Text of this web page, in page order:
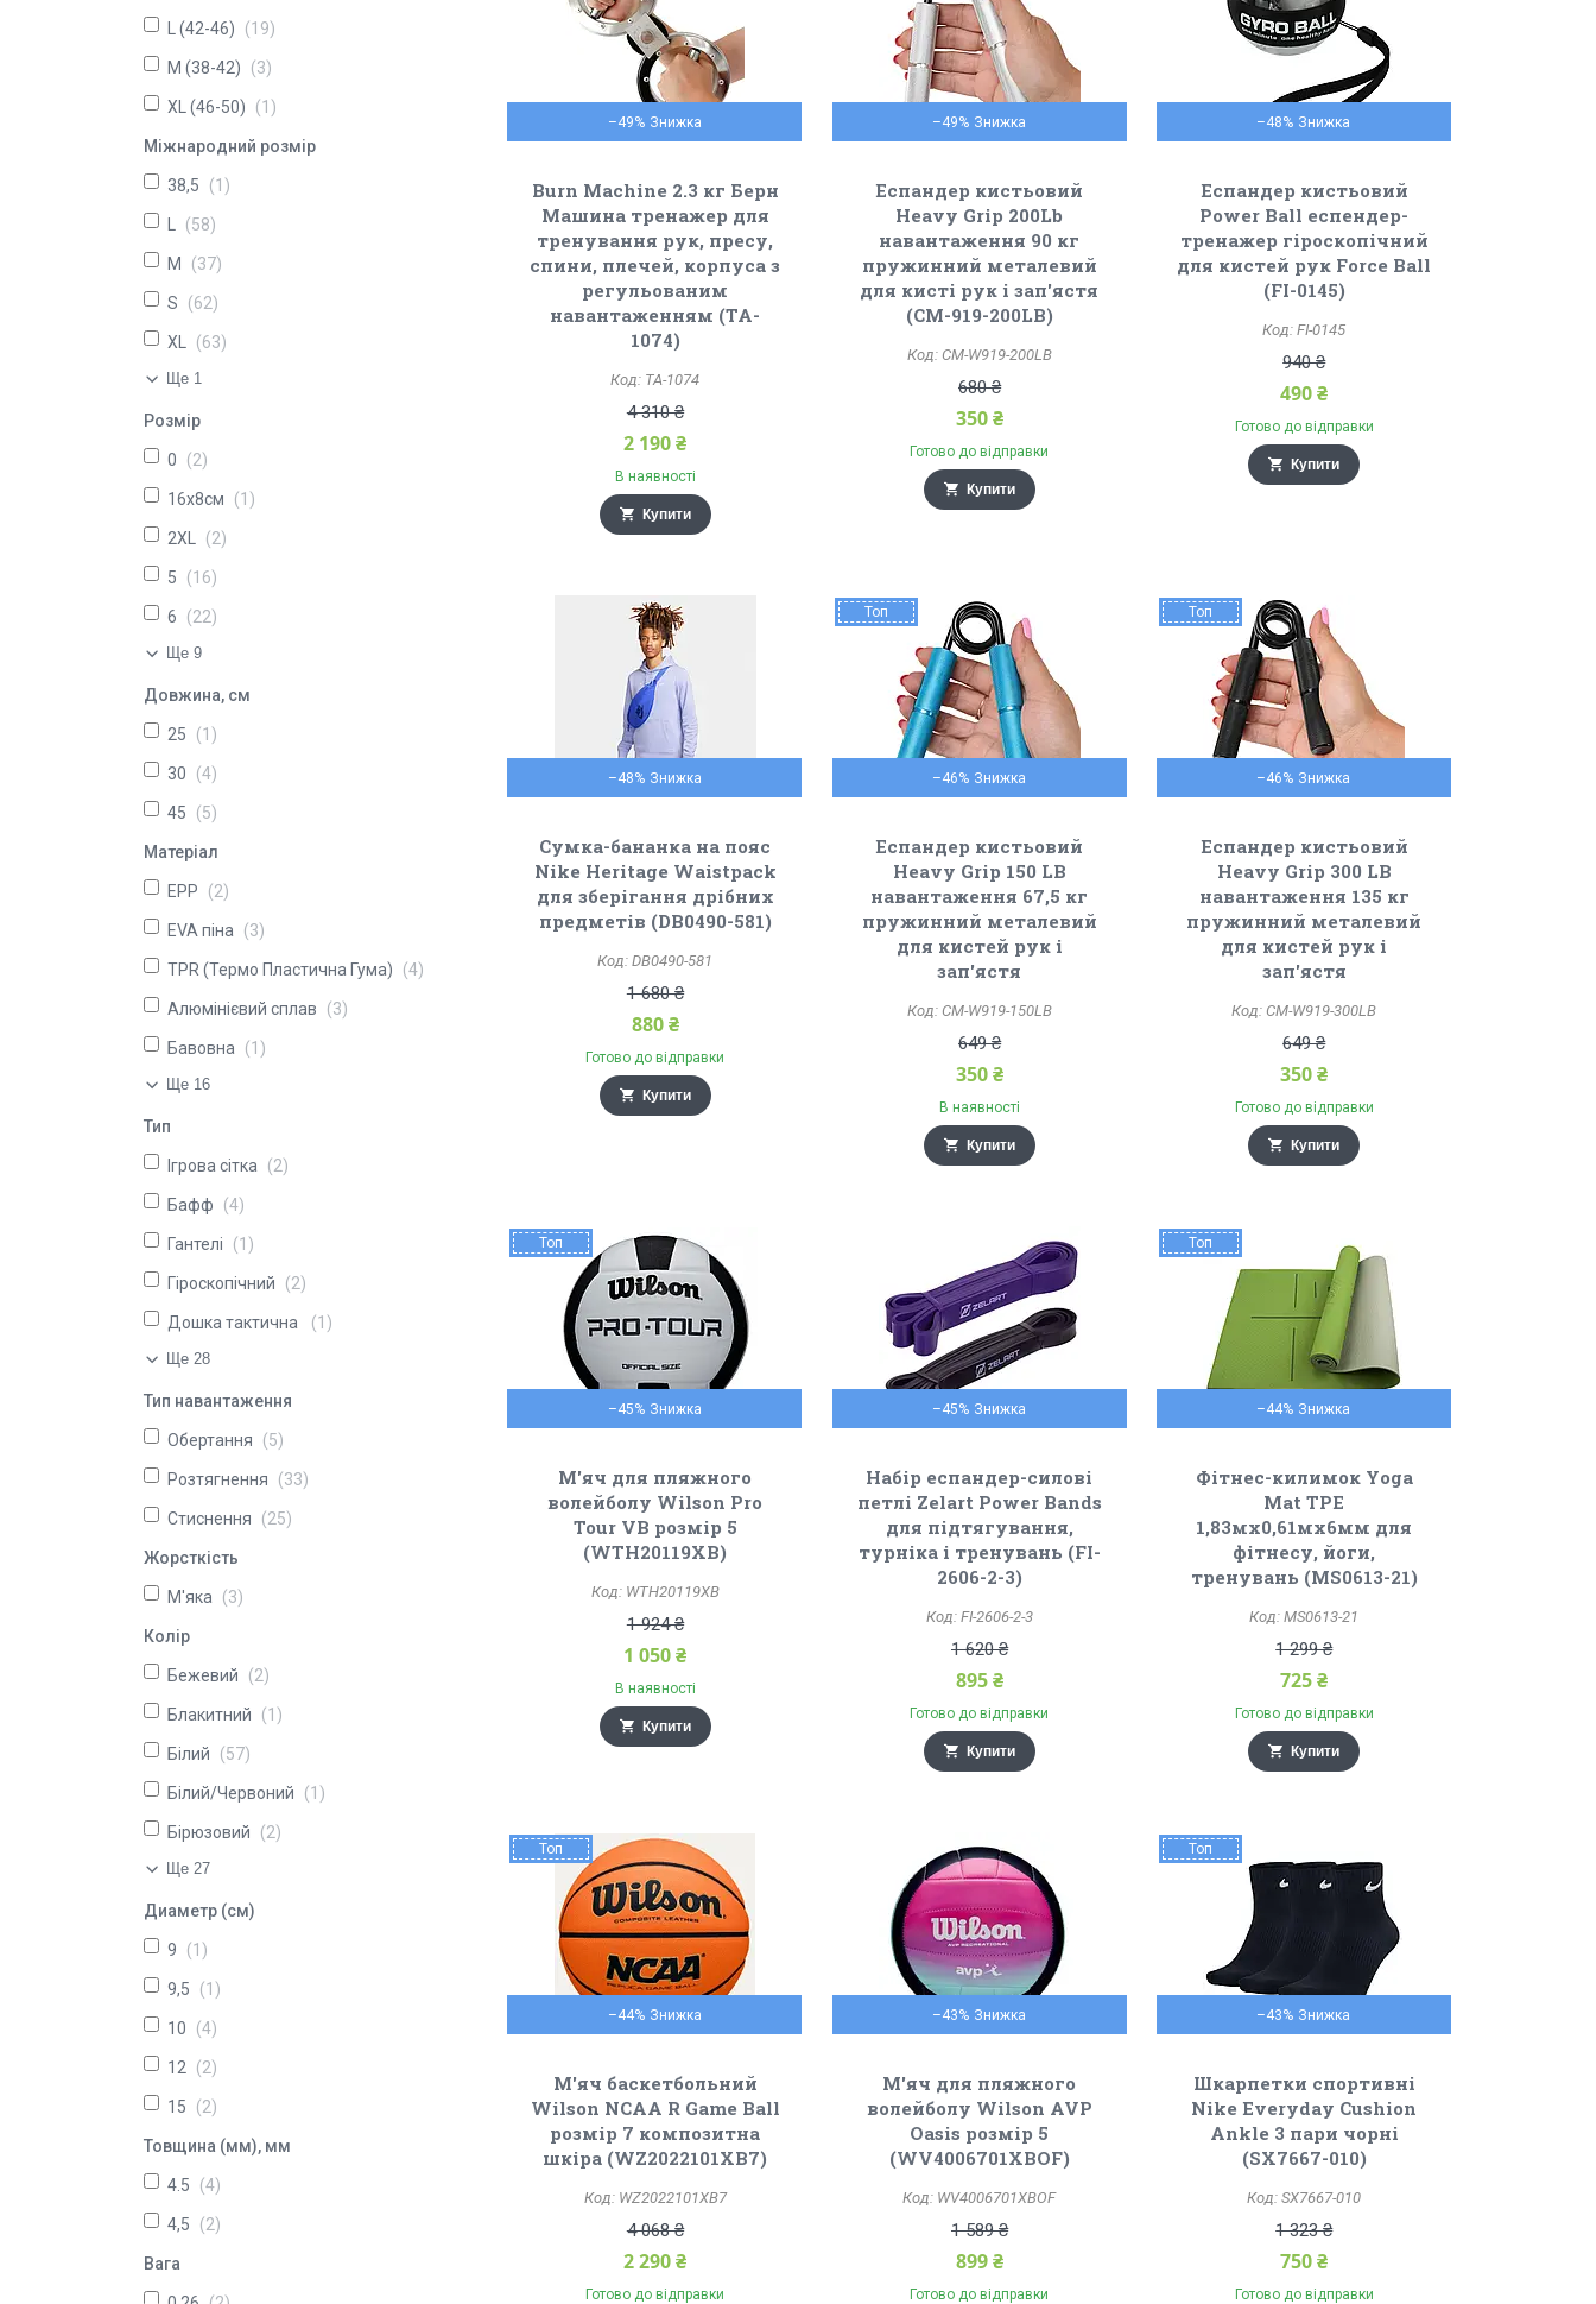
–49%
Burn Machine 2.3 кг Берн
Машина тренажер для
тренування рук, пресу,
спини, плечей, корпуса з
регульованим
навантаженням (TA-
1074)
TA-1074
4 310 ₴
2 190 ₴
В наявності
Купити
–49%
Еспандер кистьовий
Heavy Grip 200Lb
навантаження 90 кг
пружинний металевий
для кисті рук і зап'ястя
(CM-919-200LB)
CM-W919-200LB
680 ₴
350 ₴
Готово до відправки
Купити
–48%
Еспандер кистьовий
Power Ball еспендер-
тренажер гіроскопічний
для кистей рук Force Ball
(FI-0145)
FI-0145
940 ₴
490 ₴
Готово до відправки
Купити
–48%
Сумка-бананка на пояс
Nike Heritage Waistpack
для зберігання дрібних
предметів (DB0490-581)
DB0490-581
1 680 ₴
880 ₴
Готово до відправки
Купити
Топ
–46%
Еспандер кистьовий
Heavy Grip 150 LB
навантаження 67,5 кг
пружинний металевий
для кистей рук і
зап'ястя
CM-W919-150LB
649 ₴
350 ₴
В наявності
Купити
Топ
–46%
Еспандер кистьовий
Heavy Grip 300 LB
навантаження 135 кг
пружинний металевий
для кистей рук і
зап'ястя
CM-W919-300LB
649 ₴
350 ₴
Готово до відправки
Купити
Топ
–45%
М'яч для пляжного
волейболу Wilson Pro
Tour VB розмір 5
(WTH20119XB)
WTH20119XB
1 924 ₴
1 050 ₴
В наявності
Купити
–45%
Набір еспандер-силові
петлі Zelart Power Bands
для підтягування,
турніка і тренувань (FI-
2606-2-3)
FI-2606-2-3
1 620 ₴
895 ₴
Готово до відправки
Купити
Топ
–44%
Фітнес-килимок Yoga
Mat TPE
1,83мх0,61мх6мм для
фітнесу, йоги,
тренувань (MS0613-21)
MS0613-21
1 299 ₴
725 ₴
Готово до відправки
Купити
Топ
–44%
М'яч баскетбольний
Wilson NCAA R Game Ball
розмір 7 композитна
шкіра (WZ2022101XB7)
WZ2022101XB7
4 068 ₴
2 290 ₴
Готово до відправки
–43%
М'яч для пляжного
волейболу Wilson AVP
Oasis розмір 5
(WV4006701XBOF)
WV4006701XBOF
1 589 ₴
899 ₴
Готово до відправки
Топ
–43%
Шкарпетки спортивні
Nike Everyday Cushion
Ankle 3 пари чорні
(SX7667-010)
SX7667-010
1 323 ₴
750 ₴
Готово до відправки
L (42-46) 19
M (38-42) 3
XL (46-50) 1
Міжнародний розмір
38,5 1
58
M 37
S 62
XL 63
Ще 1
Розмір
0 2
16х8см 1
2XL 2
5 16
6 22
Ще 9
Довжина, см
25 1
30 4
45 5
Матеріал
EPP 2
EVA піна 3
TPR (Термо Пластична Гума) 4
Алюмінієвий сплав 3
Бавовна 1
Ще 16
Тип
Ігрова сітка 2
Бафф 4
Гантелі 1
Гіроскопічний 2
Дошка тактична 1
Ще 28
Тип навантаження
Обертання 5
Розтягнення 33
Стиснення 25
Жорсткість
М'яка 3
Колір
Бежевий 2
Блакитний 1
Білий 57
Білий/Червоний 1
Бірюзовий 2
Ще 27
Диаметр (см)
9 1
9,5 1
10 4
12 2
15 2
Товщина (мм), мм
4.5 4
4,5 2
Вага